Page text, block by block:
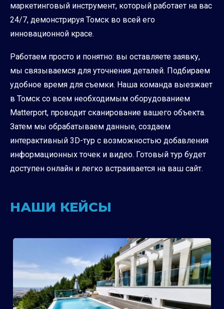
маркетинговый инструмент, который работает на вас
24/7, демонстрируя Томск во всей его
инновационной красе.
Работаем просто и понятно: вы оставляете заявку,
мы связываемся для уточнения деталей. Подбираем
удобное время для съемки. Наша команда выезжает
в Томск со всем необходимым оборудованием
Matterport, проводит сканирование вашего объекта.
Затем мы обрабатываем данные, создаем
интерактивный 3D-тур с возможностью добавления
информационных точек и видео. Готовый тур будет
доступен онлайн и легко встраивается на ваш сайт.
НАШИ КЕЙСЫ